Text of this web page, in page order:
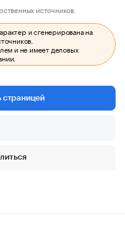
источников.
и сгенерирована на
и не имеет деловых
страницей